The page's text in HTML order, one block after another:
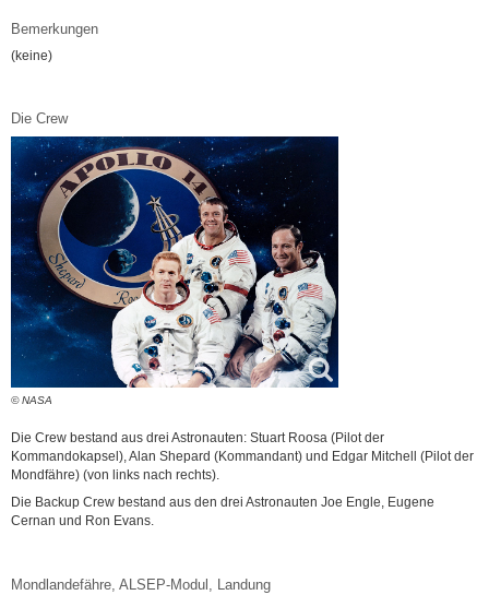
Bemerkungen
(keine)
Die Crew
© NASA
Die Crew bestand aus drei Astronauten: Stuart Roosa (Pilot der
Kommandokapsel), Alan Shepard (Kommandant) und Edgar Mitchell (Pilot der
Mondfähre) (von links nach rechts).
Die Backup Crew bestand aus den drei Astronauten Joe Engle, Eugene
Cernan und Ron Evans.
Mondlandefähre, ALSEP-Modul, Landung